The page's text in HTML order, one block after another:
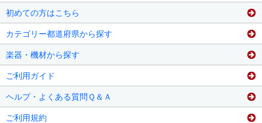
初めての方はこちら
カテゴリー都道府県から探す
楽器・機材から探す
ご利用ガイド
ヘルプ・よくある質問Ｑ＆Ａ
ご利用規約